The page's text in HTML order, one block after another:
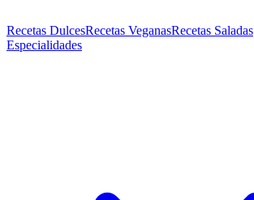
Recetas DulcesRecetas VeganasRecetas Saladas
Especialidades